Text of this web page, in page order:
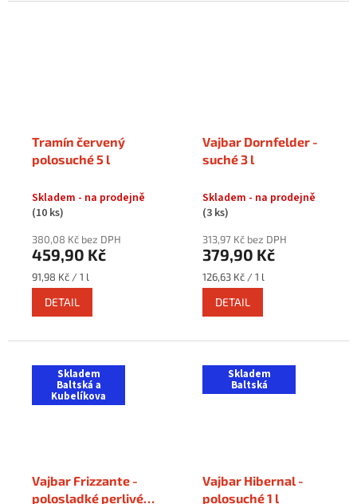
Tramín červený
polosuché 5 l
Skladem - na prodejně
(10 ks)
380,08 Kč bez DPH
459,90 Kč
Měrná
cena:
91,98 Kč / 1 l
DETAIL
Vajbar Dornfelder -
suché 3 l
Skladem - na prodejně
(3 ks)
313,97 Kč bez DPH
379,90 Kč
Měrná
cena:
126,63 Kč / 1 l
DETAIL
Skladem
Baltská a
Kubelíkova
Vajbar Frizzante -
polosladké perlivé 1
Skladem
Baltská
Vajbar Hibernal -
polosuché 1 l